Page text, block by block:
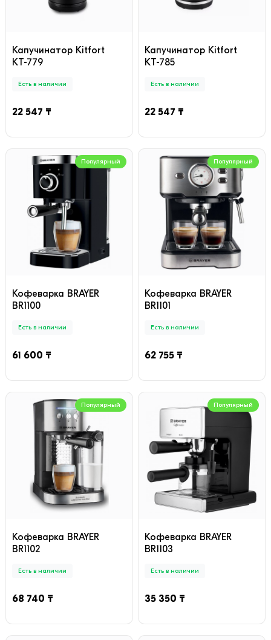
Капучинатор Kitfort
КТ-779
Есть в наличии
22 547 ₸
Капучинатор Kitfort
КТ-785
Есть в наличии
22 547 ₸
Популярный
Кофеварка BRAYER
BR1100
Есть в наличии
61 600 ₸
Популярный
Кофеварка BRAYER
BR1101
Есть в наличии
62 755 ₸
Популярный
Кофеварка BRAYER
BR1102
Есть в наличии
68 740 ₸
Популярный
Кофеварка BRAYER
BR1103
Есть в наличии
35 350 ₸